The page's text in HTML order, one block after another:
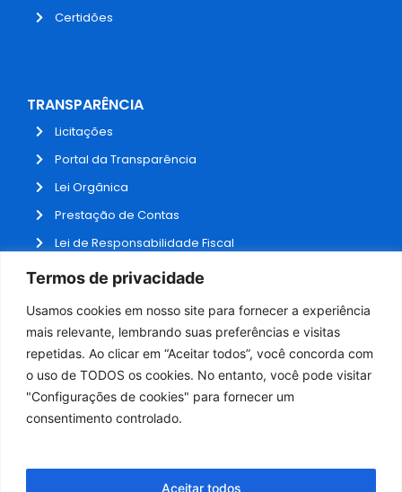
Termos de privacidade
Usamos cookies em nosso site para fornecer a experiência
mais relevante, lembrando suas preferências e visitas
repetidas. Ao clicar em “Aceitar todos”, você concorda com
o uso de TODOS os cookies. No entanto, você pode visitar
"Configurações de cookies" para fornecer um
consentimento controlado.
Aceitar todos
Certidões
TRANSPARÊNCIA
Licitações
Portal da Transparência
Lei Orgânica
Prestação de Contas
Lei de Responsabilidade Fiscal
Receitas e Despesas
Fale Conosco
ADMINISTRAÇÃO
Webmail